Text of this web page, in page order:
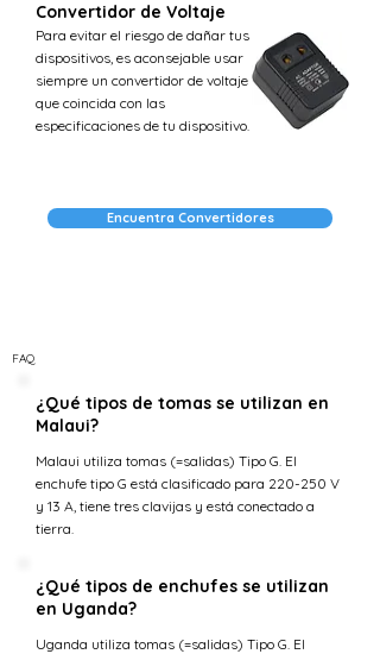
Convertidor de Voltaje
Para evitar el riesgo de dañar tus
dispositivos, es aconsejable usar
siempre un convertidor de voltaje
que coincida con las
especificaciones de tu dispositivo.
Encuentra Convertidores
FAQ
¿Qué tipos de tomas se utilizan en
Malaui?
Malaui utiliza tomas (=salidas) Tipo G. El
enchufe tipo G está clasificado para 220-250 V
y 13 A, tiene tres clavijas y está conectado a
tierra.
¿Qué tipos de enchufes se utilizan
en Uganda?
Uganda utiliza tomas (=salidas) Tipo G. El